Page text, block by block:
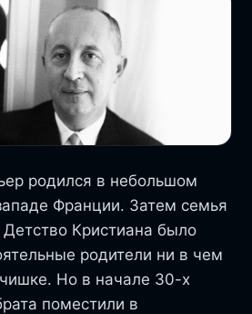
родился в небольшом
Франции. Затем семья
Кристиана было
родители ни в чем
Но в начале 30-х
поместили в